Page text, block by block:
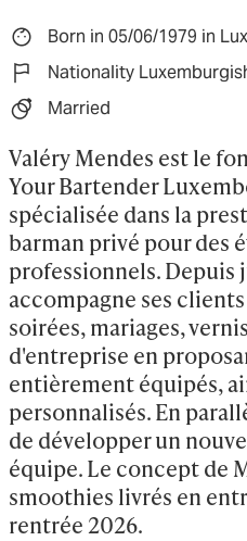
Born in 05/06/1979 in
Nationality
Married
Valéry Mendes est le
Your Bartender
spécialisée dans la
barman privé pour des
professionnels. Depuis
accompagne ses
soirées, mariages,
d'entreprise en
entièrement équipés,
personnalisés. En
de développer un
équipe. Le concept de
smoothies livrés en
rentrée 2026.